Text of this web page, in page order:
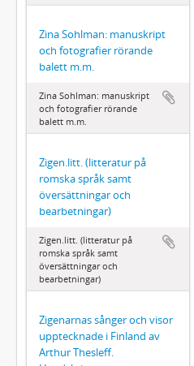
Zina Sohlman: manuskript
och fotografier rörande
balett m.m.
Zina Sohlman: manuskript
och fotografier rörande
balett m.m.
Zigen.litt. (litteratur på
romska språk samt
översättningar och
bearbetningar)
Zigen.litt. (litteratur på
romska språk samt
översättningar och
bearbetningar)
Zigenarnas sånger och visor
upptecknade i Finland av
Arthur Thesleff.